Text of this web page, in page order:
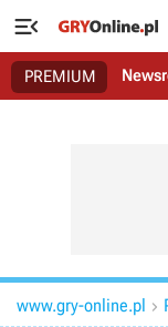

PREMIUM
www.gry-online.pl 